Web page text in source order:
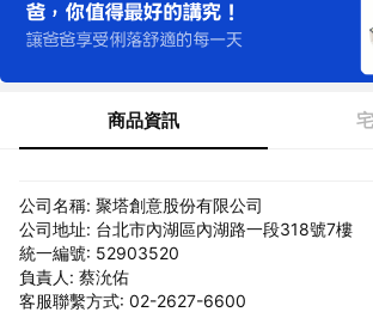
商品資訊
公司名稱: 聚塔創意股份有限公司
公司地址: 台北市內湖區內湖路一段318號7樓
統一編號: 52903520
負責人: 蔡沇佑
客服聯繫方式: 02-2627-6600